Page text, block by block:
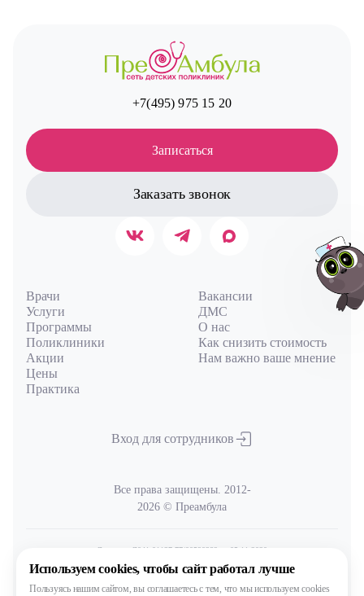
+7(495) 975 15 20
Записаться
Заказать звонок
Врачи
Услуги
Программы
Поликлиники
Акции
Цены
Практика
Вакансии
ДМС
О нас
Как снизить стоимость
Нам важно ваше мнение
Вход для сотрудников
Все права защищены. 2012-
2026 © Преамбула
Лицензия Л041-01137-77/00590289 от 05.11.2020
выдана Министерством здравоохранения Московской области
Используем cookies, чтобы сайт работал лучше
Пользуясь нашим сайтом,вы соглашаетесь с тем, что мы используем cookies